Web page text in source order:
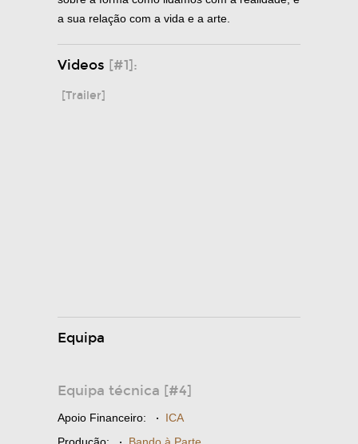
a sua relação com a vida e a arte.
Videos [#1]:
[Trailer]
Equipa
Equipa técnica [#4]
Apoio Financeiro: · ICA
Produção:
Bando à Parte